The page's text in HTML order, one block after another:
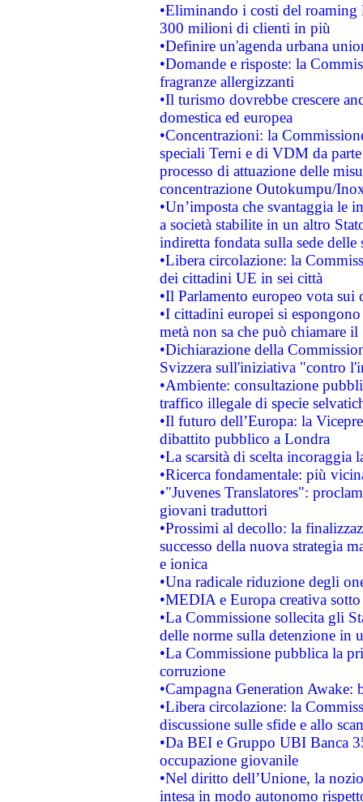
•Eliminando i costi del roaming
300 milioni di clienti in più
•Definire un'agenda urbana
•Domande e risposte: la
fragranze allergizzanti
•Il turismo dovrebbe crescere
domestica ed europea
•Concentrazioni: la
speciali Terni e di VDM da
processo di attuazione delle
concentrazione Outokumpu/
•Un’imposta che svantaggia le
a società stabilite in un altro
indiretta fondata sulla sede delle
•Libera circolazione: la
dei cittadini UE in sei città
•Il Parlamento europeo vota sui
•I cittadini europei si
metà non sa che può chiamare
•Dichiarazione della
Svizzera sull'iniziativa "contro
•Ambiente: consultazione
traffico illegale di specie
•Il futuro dell’Europa: la
dibattito pubblico a Londra
•La scarsità di scelta
•Ricerca fondamentale: più
•"Juvenes Translatores":
giovani traduttori
•Prossimi al decollo: la
successo della nuova strategia
e ionica
•Una radicale riduzione degli
•MEDIA e Europa creativa
•La Commissione sollecita gli
delle norme sulla detenzione in
•La Commissione pubblica la
corruzione
•Campagna Generation
•Libera circolazione: la
discussione sulle sfide e allo
•Da BEI e Gruppo UBI Banca
occupazione giovanile
•Nel diritto dell’Unione, la
intesa in modo autonomo